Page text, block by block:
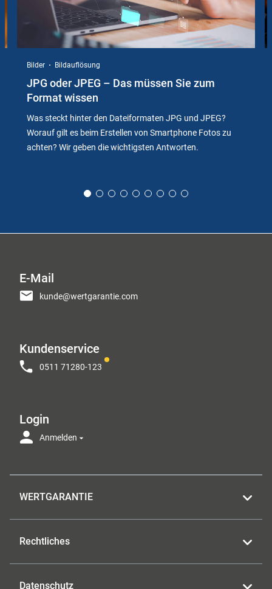
Bilder Bildauflösung
JPG oder JPEG – Das müssen Sie zum
Format wissen
Was steckt hinter den Dateiformaten JPG und JPEG?
Worauf gilt es beim Erstellen von Smartphone Fotos zu
achten? Wir geben die wichtigsten Antworten.
E-Mail
kunde@wertgarantie.com
Kundenservice
0511 71280-123
Login
Anmelden
WERTGARANTIE
Rechtliches
Datenschutz